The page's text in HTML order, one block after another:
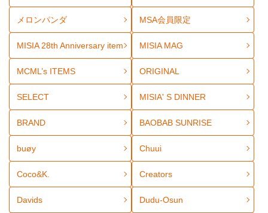
メロンパンダ MSA会員限定
MISIA 28th Anniversary item MISIA MAG
MCML’s ITEMS ORIGINAL
SELECT MISIA' S DINNER
BRAND BAOBAB SUNRISE
buøy Chuui
Coco&K. Creators
Davids Dudu-Osun